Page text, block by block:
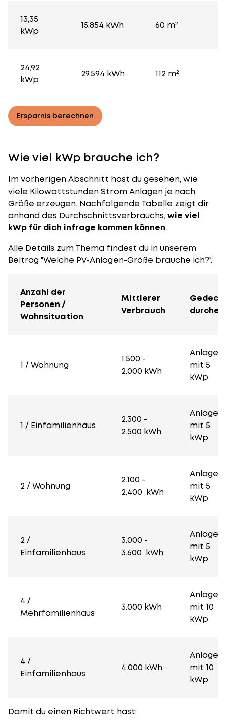
13,35
kWp
15.854 kWh 60 m²
24,92
kWp
29.594 kWh 112 m²
Ersparnis berechnen
Wie viel kWp brauche ich?
Im vorherigen Abschnitt hast du gesehen, wie
viele Kilowattstunden Strom Anlagen je nach
Größe erzeugen. Nachfolgende Tabelle zeigt dir
anhand des Durchschnittsverbrauchs,wie viel
kWp für dich infrage kommen können.
Alle Details zum Thema findest du in unserem
Beitrag "Welche PV-Anlagen-Größe brauche ich?".
Anzahl der
Personen /
Wohnsituation
Mittlerer
Verbrauch
durche
1 / Wohnung
1.500 -
2.000 kWh
Anlage
mit 5
kWp
1 / Einfamilienhaus
2.300 -
2.500 kWh
Anlage
mit 5
kWp
2 / Wohnung
2.100 -
2.400 kWh
Anlage
mit 5
kWp
2 /
Einfamilienhaus
3.000 -
3.600 kWh
Anlage
mit 5
kWp
4 /
Mehrfamilienhaus
3.000 kWh
Anlage
mit 10
kWp
4 /
Einfamilienhaus
4.000 kWh
Anlage
mit 10
kWp
Damit du einen Richtwert hast: